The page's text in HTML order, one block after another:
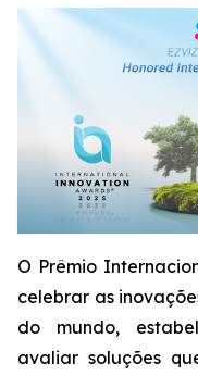
O Prêmio
celebrar as
do mundo,
avaliar soluções